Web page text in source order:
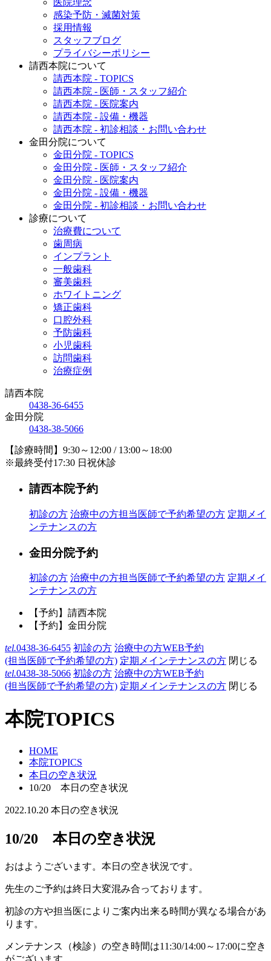
医院理念
感染予防・滅菌対策
採用情報
スタッフブログ
プライバシーポリシー
請西本院について
請西本院 - TOPICS
請西本院 - 医師・スタッフ紹介
請西本院 - 医院案内
請西本院 - 設備・機器
請西本院 - 初診相談・お問い合わせ
金田分院について
金田分院 - TOPICS
金田分院 - 医師・スタッフ紹介
金田分院 - 医院案内
金田分院 - 設備・機器
金田分院 - 初診相談・お問い合わせ
診療について
治療費について
歯周病
インプラント
一般歯科
審美歯科
ホワイトニング
矯正歯科
口腔外科
予防歯科
小児歯科
訪問歯科
治療症例
請西本院
0438-36-6455
金田分院
0438-38-5066
【診療時間】9:30～12:00 / 13:00～18:00
※最終受付17:30 日祝休診
請西本院予約
初診の方 治療中の方担当医師で予約希望の方 定期メイ
ンテナンスの方
金田分院予約
初診の方 治療中の方担当医師で予約希望の方 定期メイ
ンテナンスの方
【予約】請西本院
【予約】金田分院
tel.0438-36-6455 初診の方 治療中の方WEB予約
(担当医師で予約希望の方) 定期メインテナンスの方 閉じる
tel.0438-38-5066 初診の方 治療中の方WEB予約
(担当医師で予約希望の方) 定期メインテナンスの方 閉じる
本院TOPICS
HOME
本院TOPICS
本日の空き状況
10/20 本日の空き状況
2022.10.20 本日の空き状況
10/20 本日の空き状況
おはようございます。本日の空き状況です。
先生のご予約は終日大変混み合っております。
初診の方や担当医によりご案内出来る時間が異なる場合があ
ります。
メンテナンス（検診）の空き時間は11:30/14:00～17:00に空き
がございます。